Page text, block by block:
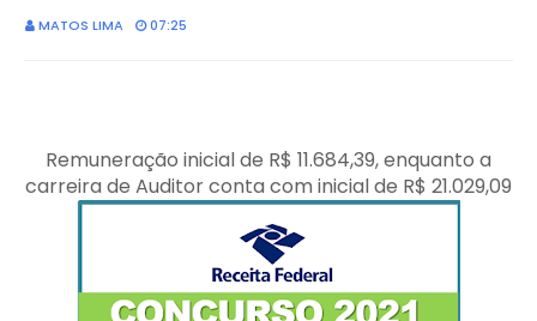
MATOS LIMA 07:25
Remuneração inicial de R$ 11.684,39, enquanto a
carreira de Auditor conta com inicial de R$ 21.029,09